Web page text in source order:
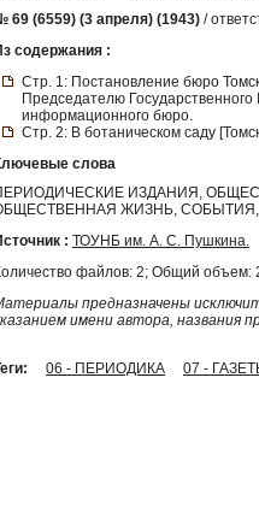
69 (6559) (3 апреля) (1943) /
содержания :
Стр. 1: Постановление бюро
Председателю
информационного бюро.
Стр. 2: В ботаническом саду
слова
ИЗДАНИЯ,
ЖИЗНЬ,
: ТОУНБ им. А. С. Пушкина.
файлов: 2; Общий объем:
предназначены
имени автора, названия
06 - ПЕРИОДИКА 07 -